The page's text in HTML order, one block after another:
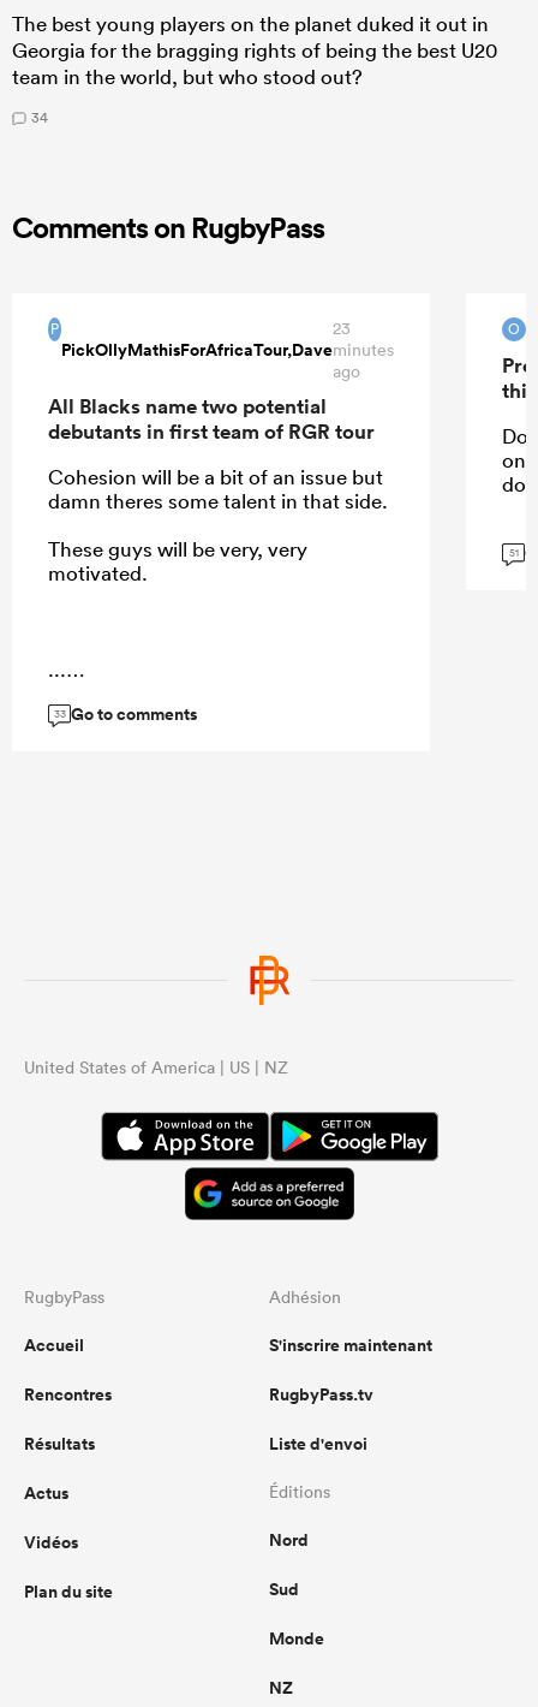
The best young players on the planet duked it out in
Georgia for the bragging rights of being the best U20
team in the world, but who stood out?
34
Comments on RugbyPass
P
PickOllyMathisForAfricaTour,Dave
23
minutes
ago
All Blacks name two potential
debutants in first team of RGR tour
Cohesion will be a bit of an issue but
damn theres some talent in that side.
These guys will be very, very
motivated.
...
33 Go to comments
O
Do
51
United States of America | US | NZ
RugbyPass
Accueil
Rencontres
Résultats
Actus
Vidéos
Plan du site
Adhésion
S'inscrire maintenant
RugbyPass.tv
Liste d'envoi
Éditions
Nord
Sud
Monde
NZ